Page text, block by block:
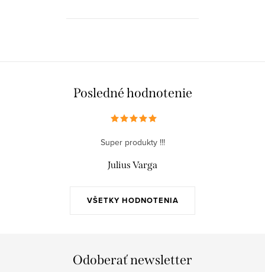
Posledné hodnotenie
VŠETKY HODNOTENIA
Super produkty !!!
Julius Varga
Odoberať newsletter